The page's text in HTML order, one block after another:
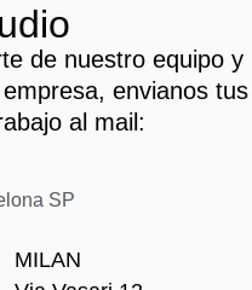
de nuestro equipo y
envianos tus
al mail:
SP
MILAN